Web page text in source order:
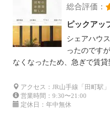
総合評価：
ピックアッ
シェアハウ
ったのです
なくなったため、急ぎで賃
アクセス：JR山手線「田町駅
営業時間：9:30〜21:00
定休日：年中無休